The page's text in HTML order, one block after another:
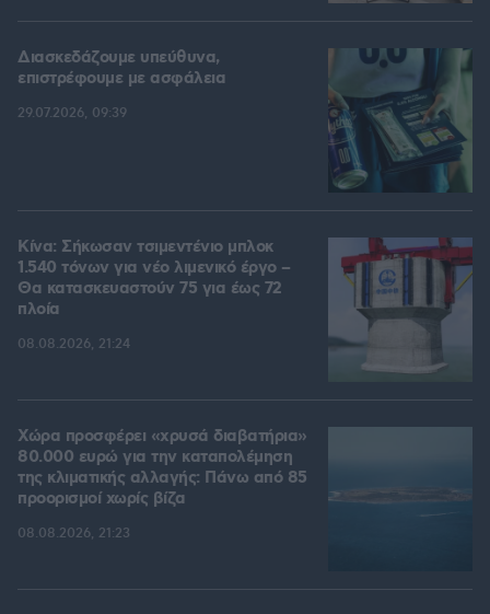
Διασκεδάζουμε υπεύθυνα,
επιστρέφουμε με ασφάλεια
29.07.2026, 09:39
Κίνα: Σήκωσαν τσιμεντένιο μπλοκ
1.540 τόνων για νέο λιμενικό έργο –
Θα κατασκευαστούν 75 για έως 72
πλοία
08.08.2026, 21:24
Χώρα προσφέρει «χρυσά διαβατήρια»
80.000 ευρώ για την καταπολέμηση
της κλιματικής αλλαγής: Πάνω από 85
προορισμοί χωρίς βίζα
08.08.2026, 21:23